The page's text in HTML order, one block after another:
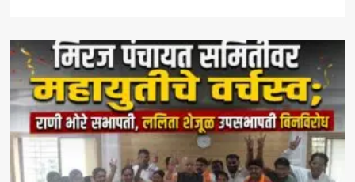
‘आमचा
बाप
काढणाऱ्यांना
आज
उत्तर
दिले’;
सत्तांतरानंतर
संजयकाकांचा
विरोधकांवर